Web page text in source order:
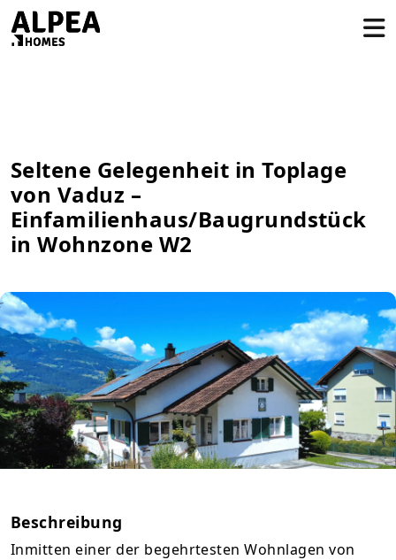
Seltene Gelegenheit in Toplage
von Vaduz –
Einfamilienhaus/Baugrundstück
in Wohnzone W2
Beschreibung
Inmitten einer der begehrtesten Wohnlagen von